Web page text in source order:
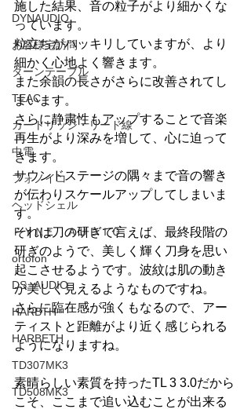
DYNAUDIO
お客様宅訪問
ターンテーブル
TEAC
カートリッジ・リード線
中電
フォノイコ
ヘッドシェル
ＦＹＮＥ ＡＵＤＩＯ
ortofon
DS -AUDIO
HARBTH
HARBETH
TD307MK3
TD508MK3
施した結果、音の粒子がより細かくな
っています。
粒立ちがハッキリしていますが、より
細かく心地よく響きます。
また余韻の長さがさらに改善されてし
まいます。
さらに静粛性もアップすることで音楽
再生がより深みを増して、心に迫って
きます。
サウンドステージの隅々まで音の響き
が伝わりスケールアップしてしまいま
す。
それは刀の研ぎで言えば、最終段階の
研ぎのようで、美しく輝く刀身を思い
起こさせるようです。波紋は肌の動き
が美しく見えるようなものですね。
さらに臨在感が強くもなるので、アー
ティストと距離がより近く感じられる
ようになりますね。
素晴らしい素質を持ったTL 3 3.0だから
こそ、ここまで追い込むことが出来る